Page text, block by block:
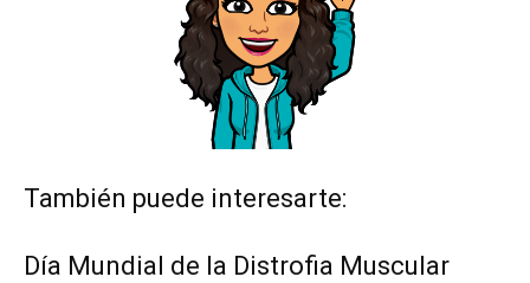
También puede interesarte:
Día Mundial de la Distrofia Muscular